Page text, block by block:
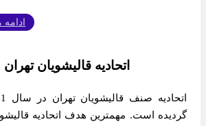
اتحادیه قالیشویان تهران
گردیده است. مهمترین هدف اتحادیه